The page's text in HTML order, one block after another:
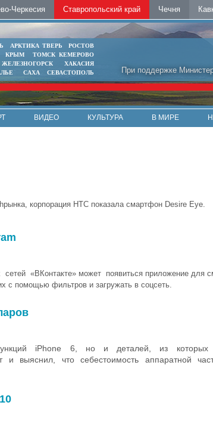
Черкесия Ставропольский край Чечня
При поддержке
АРКТИКА ТВЕРЬ
РОСТОВ
КРЫМ ТОМСК КЕМЕРОВО
ЖЕЛЕЗНОГОРСК
ХАКАСИЯ
САХА СЕВАСТОПОЛЬ
ВИДЕО КУЛЬТУРА В МИРЕ
корпорация HTC показала смартфон Desire Eye.
«ВКонтакте» может появиться приложение для
с помощью фильтров и загружать в соцсеть.
iPhone 6, но и деталей, из которых
и выяснил, что себестоимость аппаратной